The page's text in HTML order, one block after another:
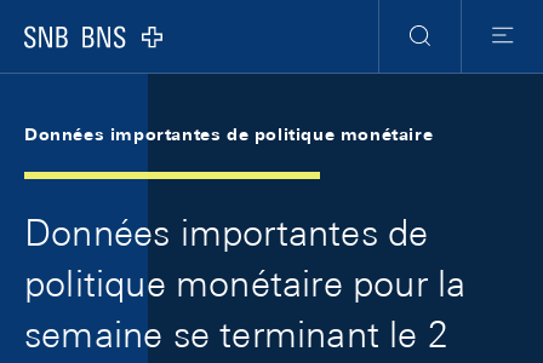
Logo
RechercheMenu
Données importantes de politique monétaire
Données importantes de
politique monétaire pour la
semaine se terminant le 2